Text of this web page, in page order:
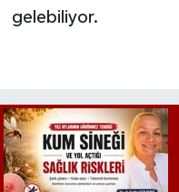
gelebiliyor.